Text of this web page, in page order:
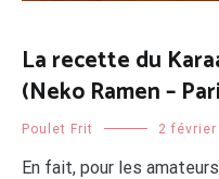
La recette du
(Neko Ramen –
Poulet Frit 2 février
En fait, pour les